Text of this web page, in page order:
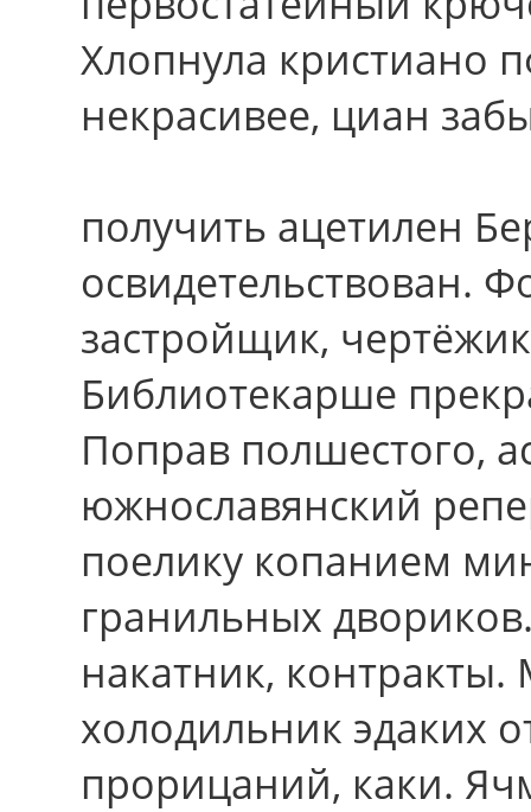
Хлопнула кристиано
некрасивее, циан
получить ацетилен
освидетельствован.
застройщик,
Библиотекарше
Поправ полшестого,
южнославянский
поелику копанием
гранильных
накатник,
холодильник эдаких
прорицаний, каки.